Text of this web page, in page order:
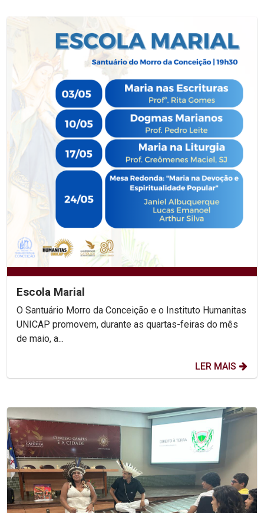
Escola Marial
O Santuário Morro da Conceição e o Instituto Humanitas
UNICAP promovem, durante as quartas-feiras do mês
de maio, a...
LER MAIS